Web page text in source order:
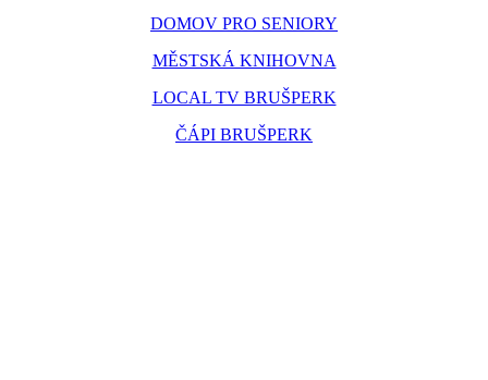
DOMOV PRO SENIORY
MĚSTSKÁ KNIHOVNA
LOCAL TV BRUŠPERK
ČÁPI BRUŠPERK